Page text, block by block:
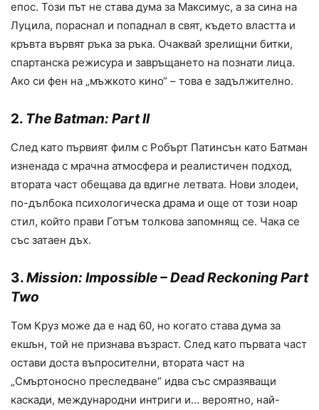
епос. Този път не става дума за Максимус, а за сина на
Луцила, пораснал и попаднал в свят, където властта и
кръвта вървят ръка за ръка. Очаквай зрелищни битки,
спартанска режисура и завръщането на познати лица.
Ако си фен на „мъжкото кино“ – това е задължително.
2. The Batman: Part II
След като първият филм с Робърт Патинсън като Батман
изненада с мрачна атмосфера и реалистичен подход,
втората част обещава да вдигне летвата. Нови злодеи,
по-дълбока психологическа драма и още от този ноар
стил, който прави Готъм толкова запомнящ се. Чака се
със затаен дъх.
3.Mission: Impossible – Dead Reckoning Part
Two
Том Круз може да е над 60, но когато става дума за
екшън, той не признава възраст. След като първата част
остави доста въпросителни, втората част на
„Смъртоносно преследване“ идва със смразяващи
каскади, международни интриги и… вероятно, най-